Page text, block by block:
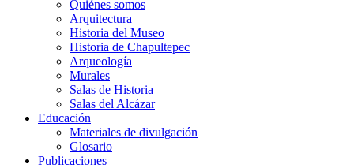
Quiénes somos
Arquitectura
Historia del Museo
Historia de Chapultepec
Arqueología
Murales
Salas de Historia
Salas del Alcázar
Educación
Materiales de divulgación
Glosario
Publicaciones